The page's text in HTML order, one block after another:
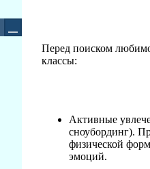
Перед поиском
классы:
Активные
сноубординг).
физической
эмоций.